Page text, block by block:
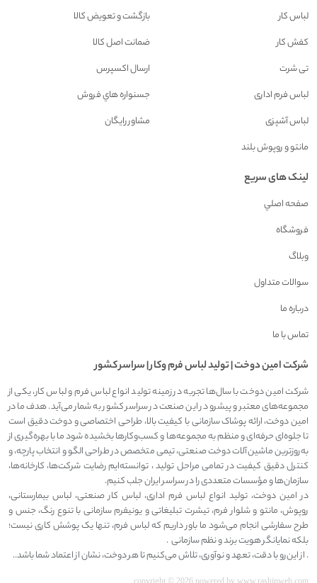
لباس کار
کفش کار
تی شرت
لباس فرم اداری
لباس آشپزی
مانتو و روپوش بلند
بازگشت و تعويض کالا
ضمانت اصل کالا
ارسال اکسپرس
جسنواره هاي فروش
مشاور رايگان
لینک های سریع
صفحه اصلي
فروشگاه
وبلاگ
سوالات متداول
درباره ما
تماس با ما
شرکت امين دوخت | توليد لباس فرم وکار | سراسر کشور
شرکت امین دوخت با سال‌ها تجربه در زمینه تولید انواع لباس فرم و لباس کار، یکی از
مجموعه‌های معتبر و پیشرو در این صنعت در سراسر کشور به شمار می‌آید. هدف ما در
امین دوخت، ارائه پوشاک سازمانی با کیفیت بالا، طراحی اختصاصی و دوخت دقیق است
تا جلوه‌ای حرفه‌ای و منظم به مجموعه‌ها و کسب‌وکارها بخشیده شود ما با بهره‌گیری از
به‌روزترین ماشین‌آلات دوخت صنعتی، تیمی متخصص در طراحی الگو و انتخاب پارچه، و
کنترل دقیق کیفیت در تمامی مراحل تولید ، توانسته‌ایم رضایت شرکت‌ها، کارخانه‌ها،
سازمان‌ها و مؤسسات متعددی را در سراسر ایران جلب کنیم.
در امین دوخت، تولید انواع لباس فرم اداری، لباس کار صنعتی، لباس بیمارستانی،
روپوش، مانتو و شلوار فرم، تیشرت تبلیغاتی و یونیفرم سازمانی با تنوع رنگ، جنس و
طرح سفارشی انجام می‌شود ما باور داریم که لباس فرم، تنها یک پوشش کاری نیست؛
بلکه نمایانگر هویت برند و نظم سازمانی .
. از این‌رو با دقت، تعهد و نوآوری، تلاش می‌کنیم تا هر دوخت، نشان از اعتماد شما باشد..
copyright © 2026 powered by www.rashinweb.com